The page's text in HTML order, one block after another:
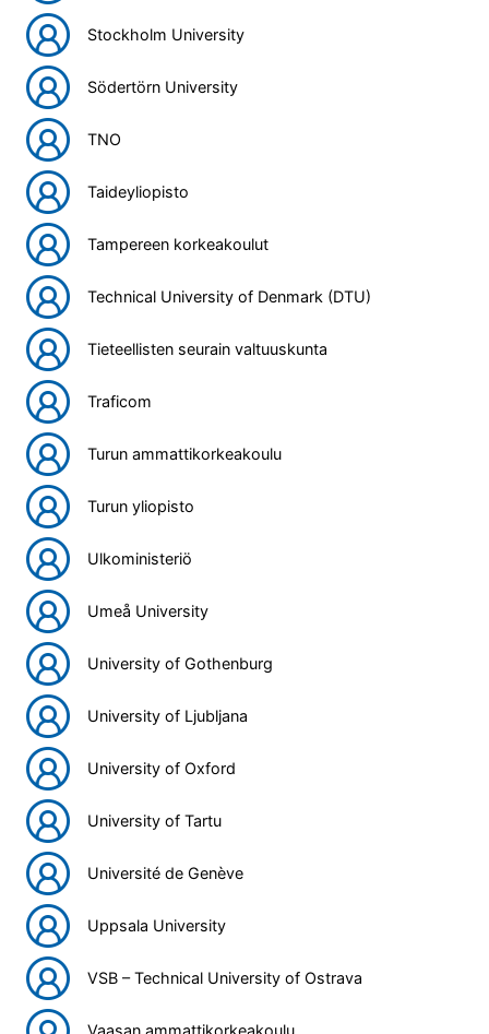
Stockholm University
Södertörn University
TNO
Taideyliopisto
Tampereen korkeakoulut
Technical University of Denmark (DTU)
Tieteellisten seurain valtuuskunta
Traficom
Turun ammattikorkeakoulu
Turun yliopisto
Ulkoministeriö
Umeå University
University of Gothenburg
University of Ljubljana
University of Oxford
University of Tartu
Université de Genève
Uppsala University
VSB – Technical University of Ostrava
Vaasan ammattikorkeakoulu